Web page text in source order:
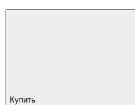
Купить